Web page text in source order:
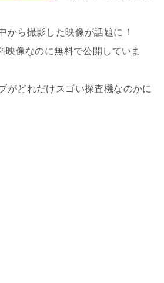
から撮影した映像が話題に！
像なのに無料で公開していま
がどれだけスゴい探査機なのかに